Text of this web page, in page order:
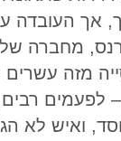
אך העובדה
מחברה של
מזה
לפעמים
ואיש לא